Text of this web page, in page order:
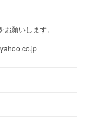
願いします。